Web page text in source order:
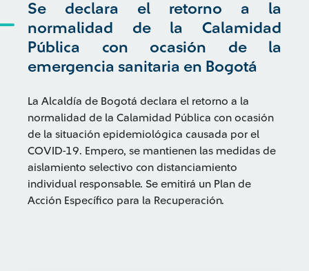
Se declara el retorno a la
normalidad de la Calamidad
Pública con ocasión de la
emergencia sanitaria en Bogotá
La Alcaldía de Bogotá declara el retorno a la
normalidad de la Calamidad Pública con ocasión
de la situación epidemiológica causada por el
COVID-19. Empero, se mantienen las medidas de
aislamiento selectivo con distanciamiento
individual responsable. Se emitirá un Plan de
Acción Específico para la Recuperación.